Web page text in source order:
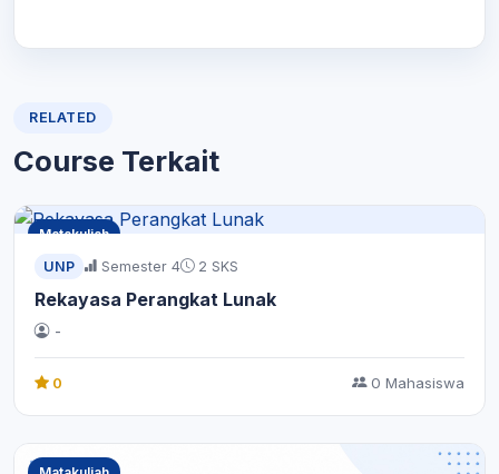
RELATED
Course Terkait
Matakuliah
UNP
Semester 4 2 SKS
Rekayasa Perangkat Lunak
-
0 0 Mahasiswa